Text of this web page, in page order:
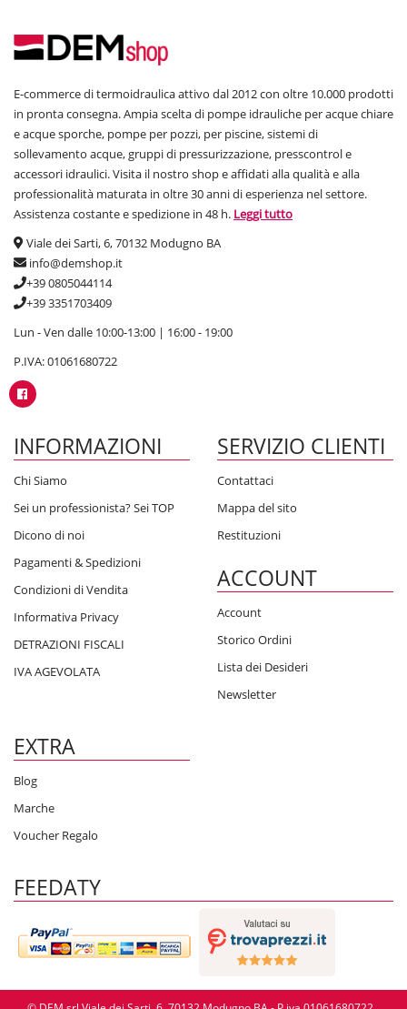
E-commerce di termoidraulica attivo dal 2012 con oltre 10.000 prodotti
in pronta consegna. Ampia scelta di pompe idrauliche per acque chiare
e acque sporche, pompe per pozzi, per piscine, sistemi di
sollevamento acque, gruppi di pressurizzazione, presscontrol e
accessori idraulici. Visita il nostro shop e affidati alla qualità e alla
professionalità maturata in oltre 30 anni di esperienza nel settore.
Assistenza costante e spedizione in 48 h. Leggi tutto
Viale dei Sarti, 6, 70132 Modugno BA
info@demshop.it
+39 0805044114
+39 3351703409
Lun - Ven dalle 10:00-13:00 | 16:00 - 19:00
P.IVA: 01061680722
INFORMAZIONI
Chi Siamo
Sei un professionista? Sei TOP
Dicono di noi
Pagamenti & Spedizioni
Condizioni di Vendita
Informativa Privacy
DETRAZIONI FISCALI
IVA AGEVOLATA
SERVIZIO CLIENTI
Contattaci
Mappa del sito
Restituzioni
ACCOUNT
Account
Storico Ordini
Lista dei Desideri
Newsletter
EXTRA
Blog
Marche
Voucher Regalo
FEEDATY